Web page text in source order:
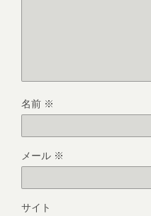
名前 ※
メール ※
サイト